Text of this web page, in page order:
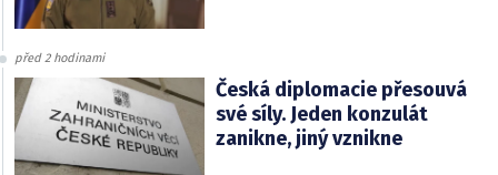
před 2 hodinami
Česká diplomacie přesouvá
své síly. Jeden konzulát
zanikne, jiný vznikne